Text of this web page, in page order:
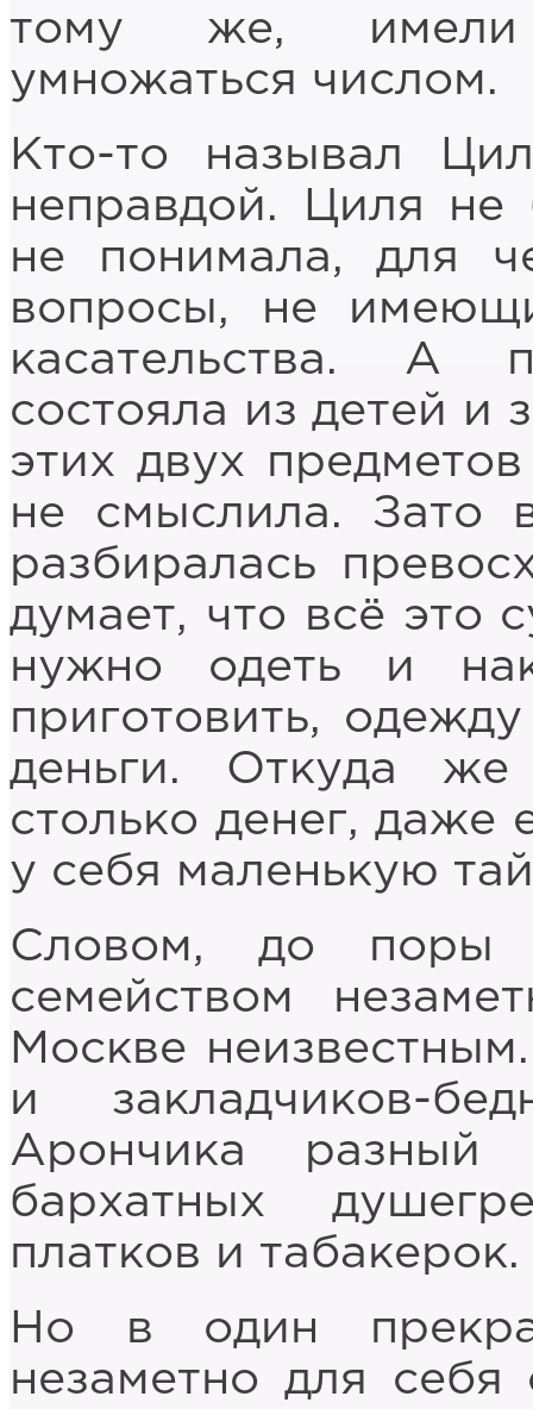
тому же, имели
умножаться числом.
Кто-то называл
неправдой. Циля не
не понимала, для
вопросы, не
касательства. А
состояла из детей и
этих двух
не смыслила. Зато
разбиралась
думает, что всё это
нужно одеть и
приготовить,
деньги. Откуда
столько денег, даже
у себя маленькую
Словом, до поры
семейством
Москве
и закладчиков-
Арончика разный
бархатных
платков и табакерок.
Но в один
незаметно для себя